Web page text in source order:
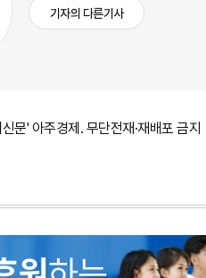
기자의 다른기사
문' 아주경제. 무단전재·재배포 금지